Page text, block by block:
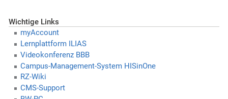
Wichtige Links
myAccount
Lernplattform ILIAS
Videokonferenz BBB
Campus-Management-System HISinOne
RZ-Wiki
CMS-Support